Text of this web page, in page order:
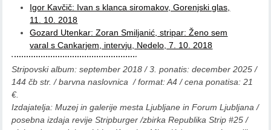
Igor Kavčič: Ivan s klanca siromakov, Gorenjski glas,
11. 10. 2018
Gozard Utenkar: Zoran Smiljanić, stripar: Ženo sem
varal s Cankarjem, intervju, Nedelo, 7. 10. 2018
Stripovski album: september 2018 / 3. ponatis: december 2025 /
144 čb str. / barvna naslovnica / format: A4 / cena ponatisa: 21
€.
Izdajatelja: Muzej in galerije mesta Ljubljane in Forum Ljubljana /
posebna izdaja revije Stripburger /zbirka Republika Strip #25 /